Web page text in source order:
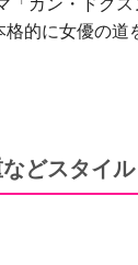
的に女優の道
どスタイ